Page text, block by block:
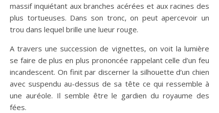
massif inquiétant aux branches acérées et aux racines des
plus tortueuses. Dans son tronc, on peut apercevoir un
trou dans lequel brille une lueur rouge.
A travers une succession de vignettes, on voit la lumière
se faire de plus en plus prononcée rappelant celle d’un feu
incandescent. On finit par discerner la silhouette d’un chien
avec suspendu au-dessus de sa tête ce qui ressemble à
une auréole. Il semble être le gardien du royaume des
fées.